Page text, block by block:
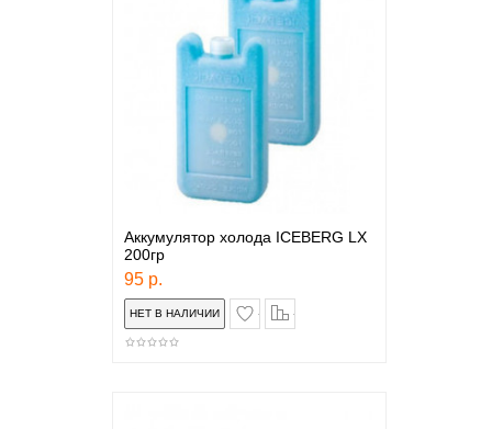
Аккумулятор холода ICEBERG LX
200гр
95 р.
в закладки